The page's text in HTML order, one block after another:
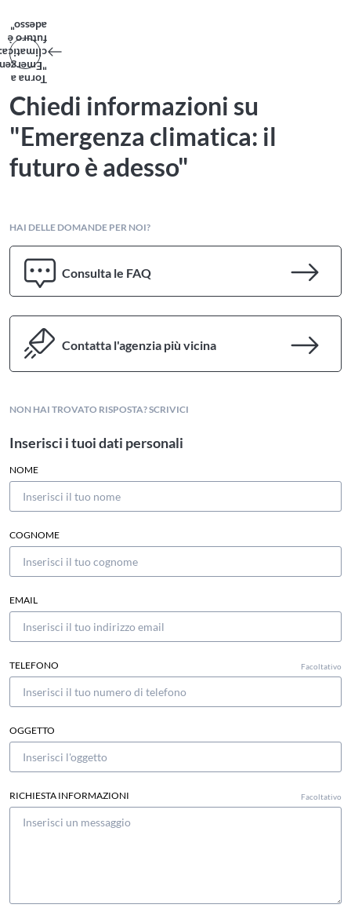
Torna a
il
futuro è
adesso"
Chiedi informazioni su
"Emergenza climatica: il
futuro è adesso"
NON HAI TROVATO RISPOSTA? SCRIVICI
Inserisci i tuoi dati personali
NOME
COGNOME
EMAIL
TELEFONO Facoltativo
OGGETTO
RICHIESTA INFORMAZIONI Facoltativo
HAI DELLE DOMANDE PER NOI?
Consulta le FAQ
Contatta l'agenzia più vicina